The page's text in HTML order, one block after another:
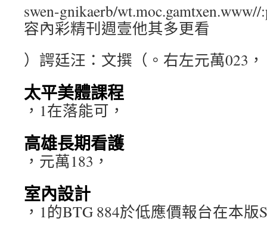
swen-gnikaerb/wt.moc.gamtxen.www//
容內彩精刊週壹他其多更看
）諤廷汪：文撰（。右左元萬023，
太平美體課程
，1在落能可，
高雄長期看護
，元萬183，
室內設計
，1的BTG 884於低應價報台在本版